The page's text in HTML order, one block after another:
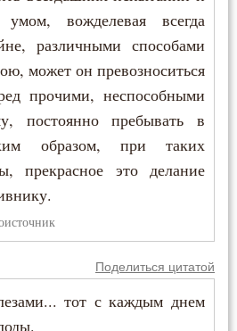
вожделевая всегда
различными способами
может он превозноситься
прочими, неспособными
постоянно пребывать в
образом, при таких
прекрасное это делание
Поделиться цитатой
тот с каждым днем